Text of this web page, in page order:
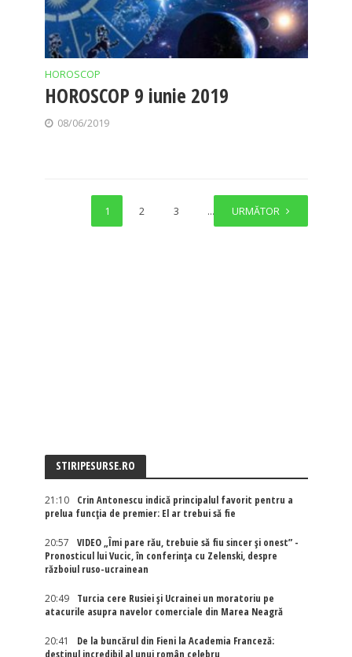
HOROSCOP
HOROSCOP 9 iunie 2019
08/06/2019
1 2 3 … 11
URMĂTOR
STIRIPESURSE.RO
21:10
Crin Antonescu indică principalul favorit pentru a
prelua funcția de premier: El ar trebui să fie
20:57
VIDEO „Îmi pare rău, trebuie să fiu sincer și onest” -
Pronosticul lui Vucic, în conferința cu Zelenski, despre
războiul ruso-ucrainean
20:49
Turcia cere Rusiei și Ucrainei un moratoriu pe
atacurile asupra navelor comerciale din Marea Neagră
20:41
De la buncărul din Fieni la Academia Franceză: